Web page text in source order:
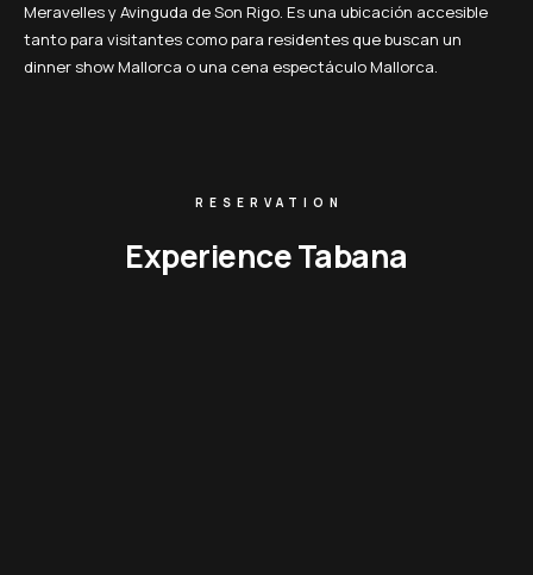
Meravelles y Avinguda de Son Rigo. Es una ubicación accesible
tanto para visitantes como para residentes que buscan un
dinner show Mallorca o una cena espectáculo Mallorca.
RESERVATION
Experience Tabana